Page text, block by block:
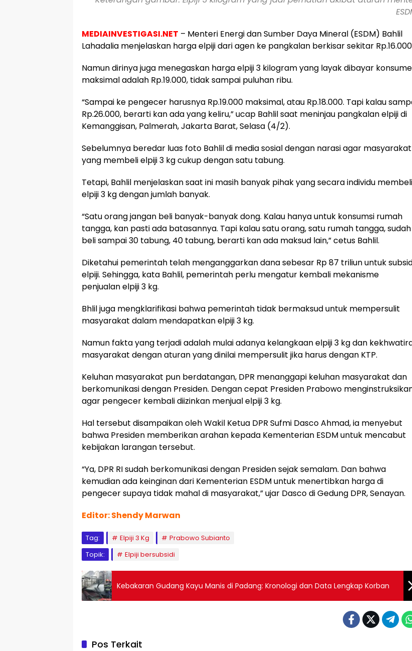
MEDIAINVESTIGASI.NET – Menteri Energi dan Sumber Daya Mineral (ESDM) Bahlil
Lahadalia menjelaskan harga elpiji dari agen ke pangkalan berkisar sekitar
Namun dirinya juga menegaskan harga elpiji 3 kilogram yang layak dibayar
maksimal adalah Rp.19.000, tidak sampai puluhan ribu.
“Sampai ke pengecer harusnya Rp.19.000 maksimal, atau Rp.18.000. Tapi kalau
Rp.26.000, berarti kan ada yang keliru,” ucap Bahlil saat meninjau pangkalan elpiji di
Kemanggisan, Palmerah, Jakarta Barat, Selasa (4/2).
Sebelumnya beredar luas foto Bahlil di media sosial dengan narasi agar masyarakat
yang membeli elpiji 3 kg cukup dengan satu tabung.
Tetapi, Bahlil menjelaskan saat ini masih banyak pihak yang secara individu membeli
elpiji 3 kg dengan jumlah banyak.
“Satu orang jangan beli banyak-banyak dong. Kalau hanya untuk konsumsi rumah
tangga, kan pasti ada batasannya. Tapi kalau satu orang, satu rumah tangga, sudah
beli sampai 30 tabung, 40 tabung, berarti kan ada maksud lain,” cetus Bahlil.
Diketahui pemerintah telah menganggarkan dana sebesar Rp 87 triliun untuk
elpiji. Sehingga, kata Bahlil, pemerintah perlu mengatur kembali mekanisme
penjualan elpiji 3 kg.
Bhlil juga mengklarifikasi bahwa pemerintah tidak bermaksud untuk mempersulit
masyarakat dalam mendapatkan elpiji 3 kg.
Namun fakta yang terjadi adalah mulai adanya kelangkaan elpiji 3 kg dan
masyarakat dengan aturan yang dinilai mempersulit jika harus dengan KTP.
Keluhan masyarakat pun berdatangan, DPR menanggapi keluhan masyarakat dan
berkomunikasi dengan Presiden. Dengan cepat Presiden Prabowo
agar pengecer kembali diizinkan menjual elpiji 3 kg.
Hal tersebut disampaikan oleh Wakil Ketua DPR Sufmi Dasco Ahmad, ia menyebut
bahwa Presiden memberikan arahan kepada Kementerian ESDM untuk mencabut
kebijakan larangan tersebut.
“Ya, DPR RI sudah berkomunikasi dengan Presiden sejak semalam. Dan bahwa
kemudian ada keinginan dari Kementerian ESDM untuk menertibkan harga di
pengecer supaya tidak mahal di masyarakat,” ujar Dasco di Gedung DPR, Senayan.
Editor: Shendy Marwan
Tag: Elpiji 3 Kg
Prabowo Subianto
Topik:
Elpiji bersubsidi
Kebakaran Gudang Kayu Manis di Padang: Kronologi dan Data Lengkap Korban
Pos Terkait